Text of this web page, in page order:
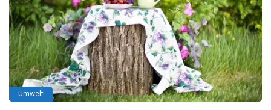
Umwelt